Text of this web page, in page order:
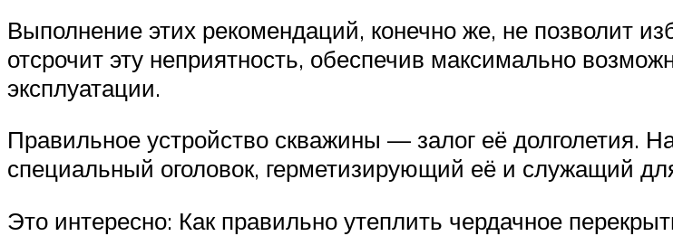
Выполнение этих рекомендаций, конечно же, не позволит
отсрочит эту неприятность, обеспечив максимально
эксплуатации.
Правильное устройство скважины — залог её долголетия.
специальный оголовок, герметизирующий её и служащий
Это интересно: Как правильно утеплить чердачное